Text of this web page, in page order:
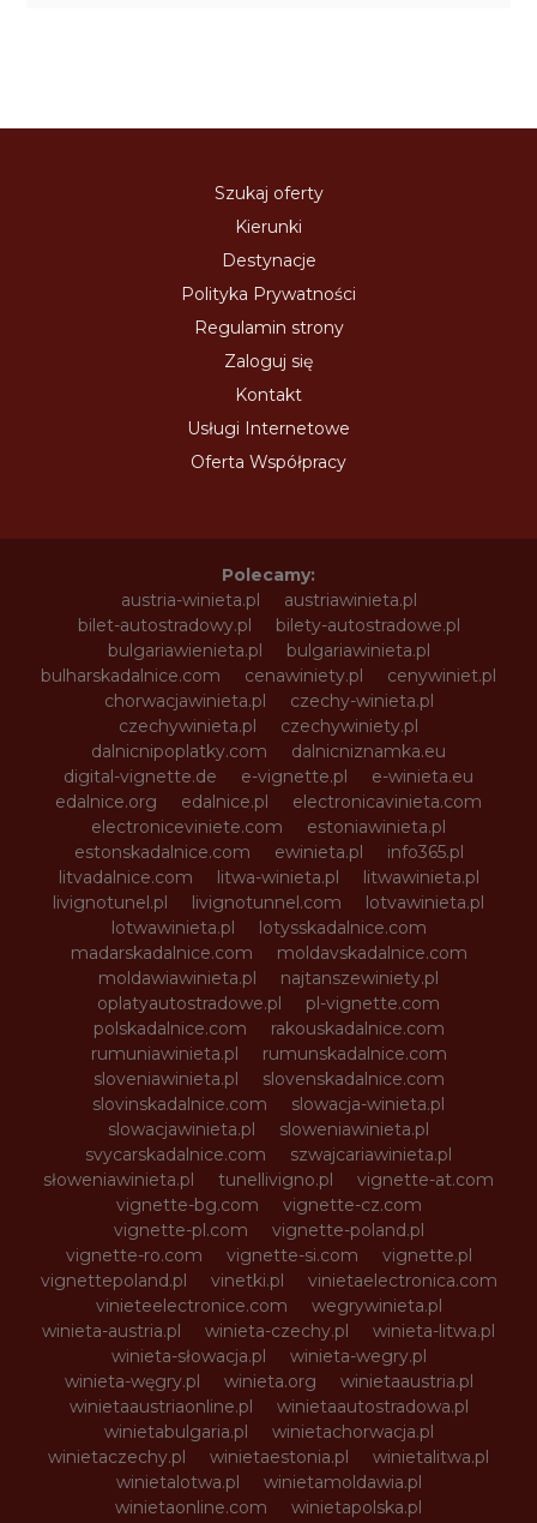
Szukaj oferty
Kierunki
Destynacje
Polityka Prywatności
Regulamin strony
Zaloguj się
Kontakt
Usługi Internetowe
Oferta Współpracy
Polecamy:
austria-winieta.pl
austriawinieta.pl
bilet-autostradowy.pl
bilety-autostradowe.pl
bulgariawienieta.pl
bulgariawinieta.pl
bulharskadalnice.com
cenawiniety.pl
cenywiniet.pl
chorwacjawinieta.pl
czechy-winieta.pl
czechywinieta.pl
czechywiniety.pl
dalnicnipoplatky.com
dalnicniznamka.eu
digital-vignette.de
e-vignette.pl
e-winieta.eu
edalnice.org
edalnice.pl
electronicavinieta.com
electroniceviniete.com
estoniawinieta.pl
estonskadalnice.com
ewinieta.pl
info365.pl
litvadalnice.com
litwa-winieta.pl
litwawinieta.pl
livignotunel.pl
livignotunnel.com
lotvawinieta.pl
lotwawinieta.pl
lotysskadalnice.com
madarskadalnice.com
moldavskadalnice.com
moldawiawinieta.pl
najtanszewiniety.pl
oplatyautostradowe.pl
pl-vignette.com
polskadalnice.com
rakouskadalnice.com
rumuniawinieta.pl
rumunskadalnice.com
sloveniawinieta.pl
slovenskadalnice.com
slovinskadalnice.com
slowacja-winieta.pl
slowacjawinieta.pl
sloweniawinieta.pl
svycarskadalnice.com
szwajcariawinieta.pl
słoweniawinieta.pl
tunellivigno.pl
vignette-at.com
vignette-bg.com
vignette-cz.com
vignette-pl.com
vignette-poland.pl
vignette-ro.com
vignette-si.com
vignette.pl
vignettepoland.pl
vinetki.pl
vinietaelectronica.com
vinieteelectronice.com
wegrywinieta.pl
winieta-austria.pl
winieta-czechy.pl
winieta-litwa.pl
winieta-słowacja.pl
winieta-wegry.pl
winieta-węgry.pl
winieta.org
winietaaustria.pl
winietaaustriaonline.pl
winietaautostradowa.pl
winietabulgaria.pl
winietachorwacja.pl
winietaczechy.pl
winietaestonia.pl
winietalitwa.pl
winietalotwa.pl
winietamoldawia.pl
winietaonline.com
winietapolska.pl